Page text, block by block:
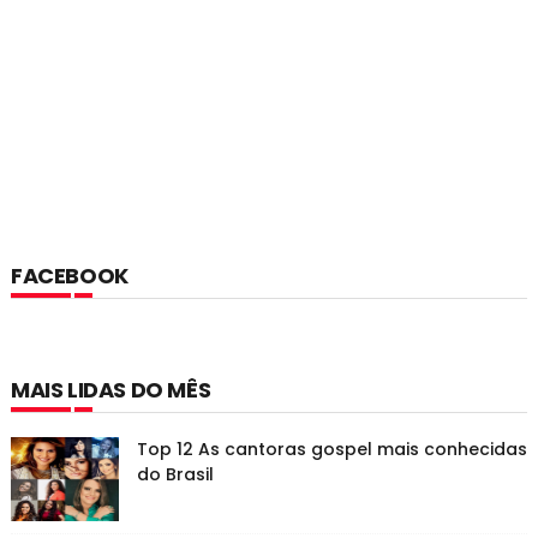
FACEBOOK
MAIS LIDAS DO MÊS
Top 12 As cantoras gospel mais conhecidas
do Brasil